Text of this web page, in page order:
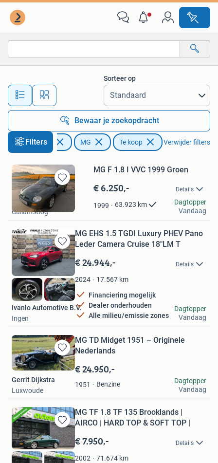
Alle afstanden…
Sorteer op
Bewaar je zoekopdracht
Filters
Auto's MG Te koop Verwijder filters
Bewaren
in
Mijn
Favorieten
MG F 1.8 I VVC 1999 Groen
€ 6.250,- Details
1999 63.923 km
MGFnTFparts
Callantsoog
Dagtopper
Vandaag
Bewaren
in
Mijn
Favorieten
MG EHS 1.5 TGDI Luxury PHEV Pano
Leder Camera Cruise 18"LM T
€ 24.944,- Details
2024 17.567 km
Financiering mogelijk
Dealer onderhouden
Alle milieu/emissie zones
Ivanlo Automotive B.V.
Ingen
Dagtopper
Vandaag
Bewaren
in
Favorieten
MG TD Midget 1951 – Originele
Nederlands
€ 24.950,-
1951 Benzine
Gerrit Dijkstra
Luxwoude
Dagtopper
Vandaag
Bewaren
in
Mijn
Favorieten
MG TF 1.8 TF 135 Brooklands |
AIRCO | HARD TOP & SOFT TOP |
€ 7.950,- Details
2002 71.674 km